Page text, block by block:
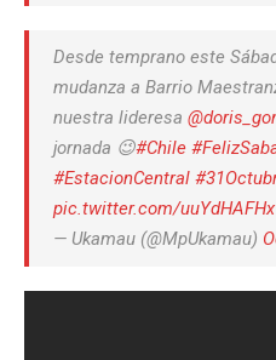
Desde temprano este
mudanza a Barrio
nuestra lideresa
jornada 😉#Chile
#EstacionCentral
pic.twitter.com/
— Ukamau (@MpUkamau)